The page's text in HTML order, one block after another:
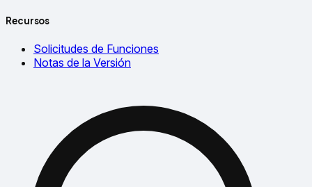
Recursos
Solicitudes de Funciones
Notas de la Versión